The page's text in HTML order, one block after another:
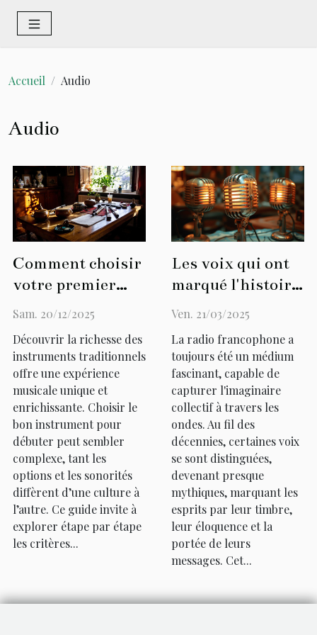
Accueil Audio
Audio
Comment choisir
votre premier
instrument
Sam. 20/12/2025
Découvrir la richesse des
instruments traditionnels
offre une expérience
musicale unique et
enrichissante. Choisir le
bon instrument pour
débuter peut sembler
complexe, tant les
options et les sonorités
diffèrent d’une culture à
l’autre. Ce guide invite à
explorer étape par étape
les critères...
Les voix qui ont
marqué l'histoire
de la radio
Ven. 21/03/2025
La radio francophone a
toujours été un médium
fascinant, capable de
capturer l'imaginaire
collectif à travers les
ondes. Au fil des
décennies, certaines voix
se sont distinguées,
devenant presque
mythiques, marquant les
esprits par leur timbre,
leur éloquence et la
portée de leurs
messages. Cet...